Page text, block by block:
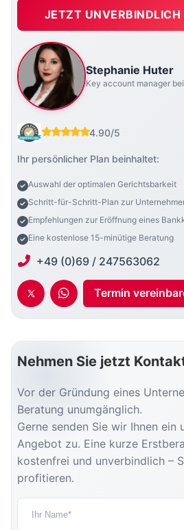
JETZT UNVERBINDLICH
Stephanie Huter
Key account manager
4.90/5
Ihr persönlicher Plan beinhaltet:
Auswahl der optimalen Gerichtsbarkeit
Schritt-für-Schritt-Plan zur
Empfehlungen zur Eröffnung eines
Eine kostenlose 15-minütige Beratung
+49 (0)69 / 247563062
Termin
Nehmen Sie jetzt
Vor der Gründung eines
Beratung unumgänglich.
Gerne senden Sie wir Ihnen ein
Angebot zu. Eine kurze
kostenfrei und unverbindlich –
profitieren.